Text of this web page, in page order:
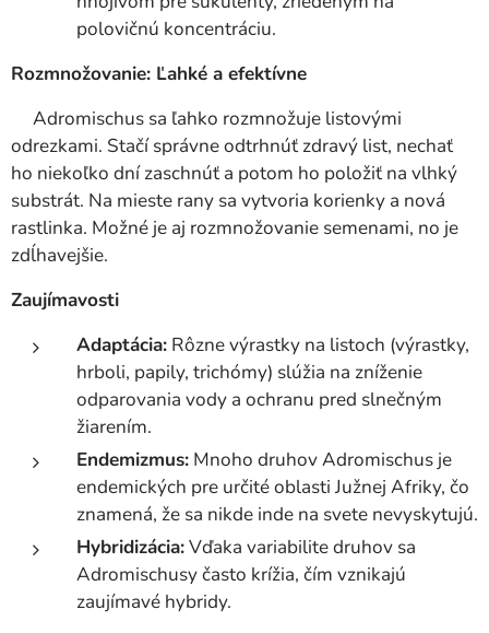
polovičnú koncentráciu.
Rozmnožovanie: Ľahké a efektívne
Adromischus sa ľahko rozmnožuje listovými
odrezkami. Stačí správne odtrhnúť zdravý list, nechať
ho niekoľko dní zaschnúť a potom ho položiť na vlhký
substrát. Na mieste rany sa vytvoria korienky a nová
rastlinka. Možné je aj rozmnožovanie semenami, no je
zdĺhavejšie.
Zaujímavosti
Adaptácia: Rôzne výrastky na listoch (výrastky,
hrboli, papily, trichómy) slúžia na zníženie
odparovania vody a ochranu pred slnečným
žiarením.
Endemizmus: Mnoho druhov Adromischus je
endemických pre určité oblasti Južnej Afriky, čo
znamená, že sa nikde inde na svete nevyskytujú.
Hybridizácia:Vďaka variabilite druhov sa
Adromischusy často krížia, čím vznikajú
zaujímavé hybridy.